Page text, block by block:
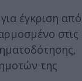
έγκριση από
στις
της